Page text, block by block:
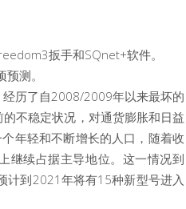
扳手和SQnet+软件。
测。
历了自2008/2009年以来最坏的
不稳定状况，对通货膨胀和日益
年轻和不断增长的人口，随着收
继续占据主导地位。这一情况到
计到2021年将有15种新型号进入